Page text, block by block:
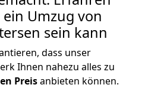
Umzug von
sein kann
dass unser
Ihnen nahezu alles zu
Preisanbieten können.